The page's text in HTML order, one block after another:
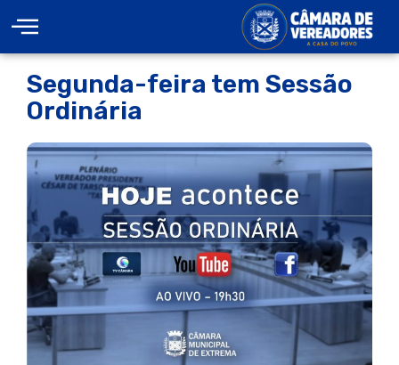
Segunda-feira tem Sessão
Ordinária